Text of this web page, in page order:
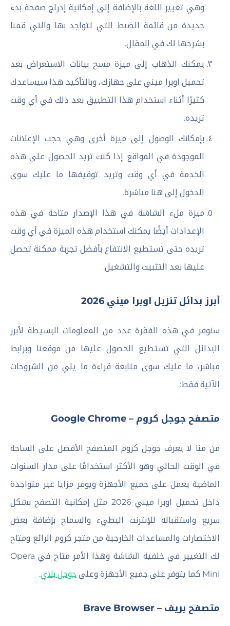
وهي تغيير اللغة بالإضافة إلى إمكانية إدراج صفحة بدء
جديدة من قائمة الضبط التي تتواجد بها والتي قمنا
بشرحها لك في المقال.
يمكنك الذهاب إلى ميزة مسح بيانات الاستعراض بعد
تحميل اوبرا ميني على جهازك، وبالتأكيد هذا سيساعدك
كثيرًا أثناء استخدام هذا التطبيق بعد ذلك في أي وقت
تريده.
بإمكانك الوصول إلى ميزة أخرى وهي حجب الإعلانات
الموجودة في المواقع إذا كنت تريد الحصول على هذه
الخدمة في أي وقت وتريد توقيفها ما عليك سوى
الدخول إلى هنا مباشرة.
ميزة ملء الشاشة في هذا الإصدار متاحة في هذه
الإعدادات أيضًا يمكنك استخدام هذه الميزة في أي وقت
تريده حتى تستطيع الانتفاع بأفضل تجربة ممكنة تحصل
عليها بعد التثبيت والتشغيل.
أبرز بدائل تنزيل اوبرا ميني 2026
سنوفر في هذه الفقرة عدد من المعلومات البسيطة لأبرز
البدائل التي تستطيع الحصول عليها من موقعنا وبرابط
مباشر، ما عليك سوى متابعة قراءة ما يلي من الشروحات
الآتية فقط:
متصفح جوجل كروم – Google Chrome
من منا لا يعرف جوجل كروم المتصفح الأفضل على الساحة
في الوقت الحالي وهو الأكثر استخدامًا على مدار السنوات
الماضية يعمل على جميع الأجهزة ويوفر مزايا غير متواجدة
داخل تحميل اوبرا ميني 2026 مثل إمكانية التصفح بشكل
سريع واستقباله للإنترنت البطيء والسماح بإضافة بعض
الاختصارات والمساعدات الخارجية من متجر كروم الرائع ومتاح
لك التغيير في خلفية الشاشة وهذا الأمر متاح في Opera
Mini كما يتوفر على جميع الأجهزة وعلى
جوجل بلاي.
متصفح بريف – Brave Browser